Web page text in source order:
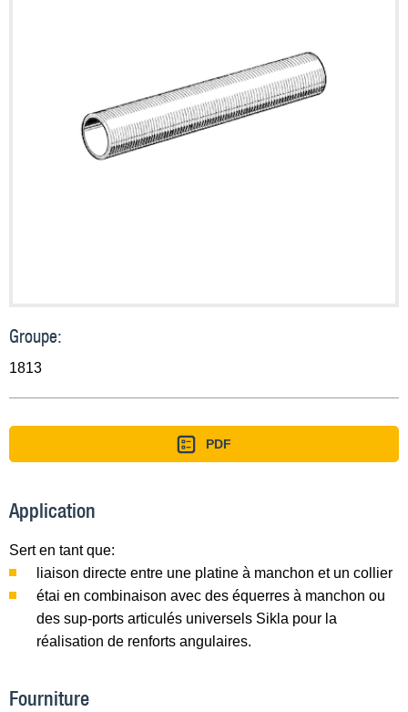
Groupe:
1813
PDF
Application
Sert en tant que:
liaison directe entre une platine à manchon et un collier
étai en combinaison avec des équerres à manchon ou
des sup-ports articulés universels Sikla pour la
réalisation de renforts angulaires.
Fourniture